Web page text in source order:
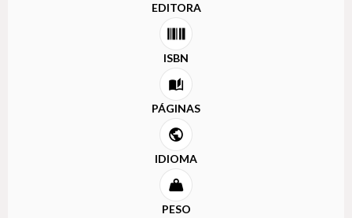
EDITORA
ISBN
PÁGINAS
IDIOMA
PESO